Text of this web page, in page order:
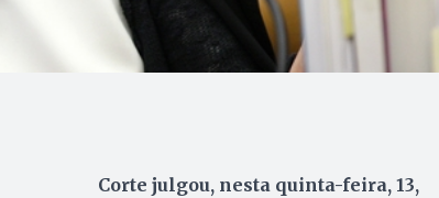
Corte julgou, nesta quinta-feira, 13,